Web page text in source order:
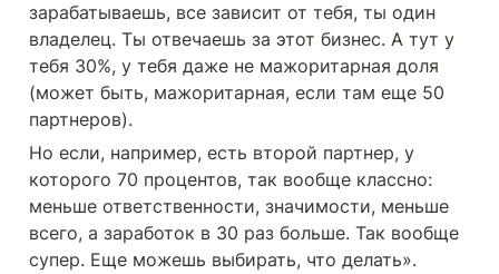
зарабатываешь, все зависит от тебя, ты один
владелец. Ты отвечаешь за этот бизнес. А тут у
тебя 30%, у тебя даже не мажоритарная доля
(может быть, мажоритарная, если там еще 50
партнеров).
Но если, например, есть второй партнер, у
которого 70 процентов, так вообще классно:
меньше ответственности, значимости, меньше
всего, а заработок в 30 раз больше. Так вообще
супер. Еще можешь выбирать, что делать».